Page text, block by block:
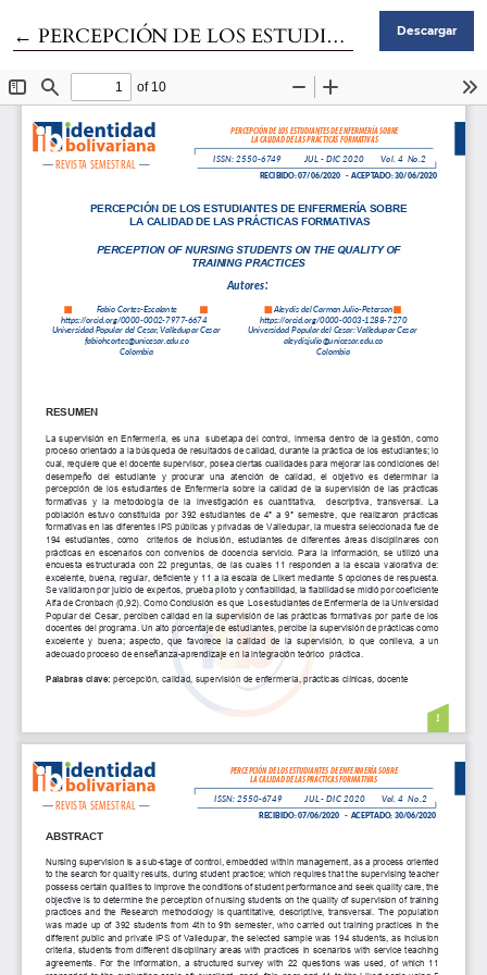
← Volver a los detalles del artículo
PERCEPCIÓN DE LOS ESTUDIANTES DE ENFERMERÍA SOBRE LA CALIDAD DE LAS PRÁCTICAS FORMATIVAS Descargar